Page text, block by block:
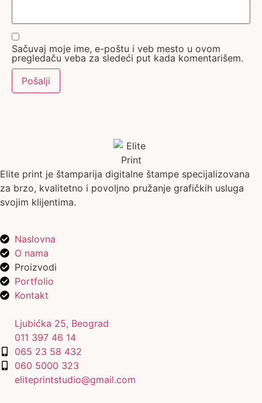
Sačuvaj moje ime, e-poštu i veb mesto u ovom
pregledaču veba za sledeći put kada komentarišem.
Elite print je štamparija digitalne štampe specijalizovana
za brzo, kvalitetno i povoljno pružanje grafičkih usluga
svojim klijentima.
Naslovna
O nama
Proizvodi
Portfolio
Kontakt
Ljubićka 25, Beograd
011 397 46 14
065 23 58 432
060 5000 323
eliteprintstudio@gmail.com